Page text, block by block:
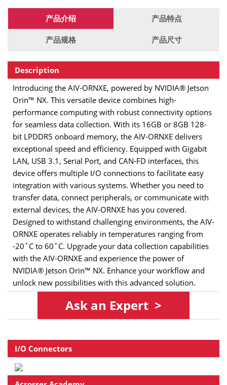
产品介绍 产品特点
产品规格 产品尺寸
Description
Introducing the AIV-ORNXE, powered by NVIDIA® Jetson
Orin™ NX. This versatile device combines high-
performance computing with robust connectivity options
for seamless data collection. With its 16GB or 8GB 128-
bit LPDDR5 onboard memory, the AIV-ORNXE delivers
exceptional speed and efficiency. Equipped with Gigabit
LAN, USB 3.1, Serial Port, and CAN-FD interfaces, this
device offers multiple I/O connections to facilitate easy
integration with various systems. Whether you need to
transfer data, connect peripherals, or communicate with
external devices, the AIV-ORNXE has you covered.
Designed to withstand challenging environments, the AIV-
ORNXE operates reliably in temperatures ranging from
-20˚C to 60˚C. Upgrade your data collection capabilities
with the AIV-ORNXE and experience the power of
NVIDIA® Jetson Orin™ NX. Enhance your workflow and
unlock new possibilities with this advanced solution.
Ask an Expert >
I/O Connectors